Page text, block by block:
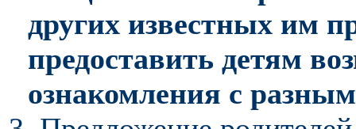
других известных им
предоставить детям
ознакомления с